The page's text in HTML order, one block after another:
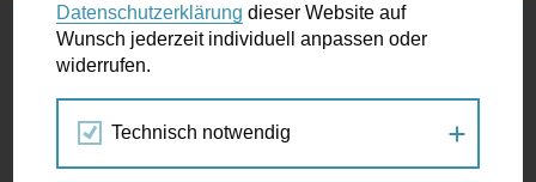
Wunschbox
der Ampel ...
Beat the Street: Wir gehen gemeinsam.
28.09.2017
Bewegungsspiel im Grätzl
Miteinander
Kathrin Figerl
Datenschutzerklärung dieser Website auf
Wunsch jederzeit individuell anpassen oder
widerrufen.
Technisch notwendig